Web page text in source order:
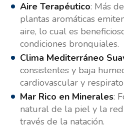
Aire Terapéutico: Más
plantas aromáticas
aire, lo cual es
condiciones bronquiales.
Clima Mediterráneo
consistentes y baja
cardiovascular y
Mar Rico en Minerales:
natural de la piel y la
través de la natación.